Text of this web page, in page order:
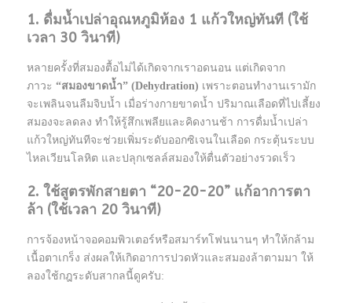
1. ดื่มน้ำเปล่าอุณหภูมิห้อง 1 แก้วใหญ่ทันที (ใช้
เวลา 30 วินาที)
หลายครั้งที่สมองตื้อไม่ได้เกิดจากเราอดนอน แต่เกิดจาก
ภาวะ “สมองขาดน้ำ” (Dehydration) เพราะตอนทำงานเรามัก
จะเพลินจนลืมจิบน้ำ เมื่อร่างกายขาดน้ำ ปริมาณเลือดที่ไปเลี้ยง
สมองจะลดลง ทำให้รู้สึกเพลียและคิดงานช้า การดื่มน้ำเปล่า
แก้วใหญ่ทันทีจะช่วยเพิ่มระดับออกซิเจนในเลือด กระตุ้นระบบ
ไหลเวียนโลหิต และปลุกเซลล์สมองให้ตื่นตัวอย่างรวดเร็ว
2. ใช้สูตรพักสายตา “20-20-20” แก้อาการตา
ล้า (ใช้เวลา 20 วินาที)
การจ้องหน้าจอคอมพิวเตอร์หรือสมาร์ทโฟนนานๆ ทำให้กล้าม
เนื้อตาเกร็ง ส่งผลให้เกิดอาการปวดหัวและสมองล้าตามมา ให้
ลองใช้กฎระดับสากลนี้ดูครับ: